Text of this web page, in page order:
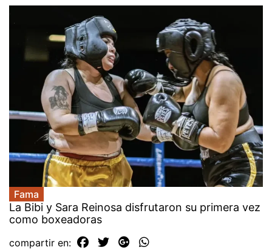
Fama
La Bibi y Sara Reinosa disfrutaron su primera vez
como boxeadoras
compartir en: